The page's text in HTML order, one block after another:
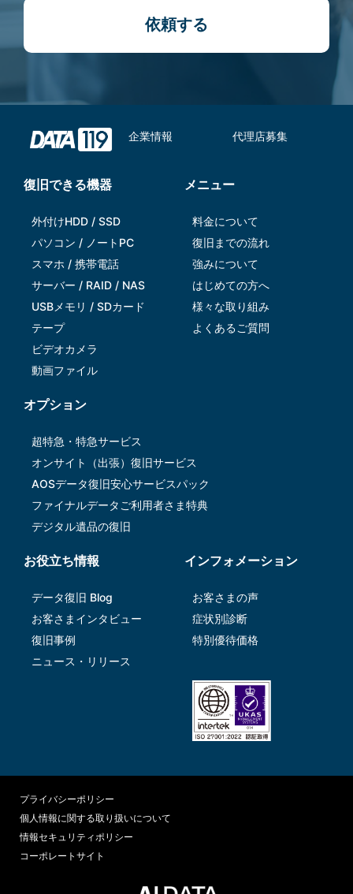
依頼する
企業情報 代理店募集
復旧できる機器
外付けHDD / SSD
パソコン / ノートPC
スマホ / 携帯電話
サーバー / RAID / NAS
USBメモリ / SDカード
テープ
ビデオカメラ
動画ファイル
メニュー
料金について
復旧までの流れ
強みについて
はじめての方へ
様々な取り組み
よくあるご質問
オプション
超特急・特急サービス
オンサイト（出張）復旧サービス
AOSデータ復旧安⼼サービスパック
ファイナルデータご利⽤者さま特典
デジタル遺品の復旧
お役立ち情報
データ復旧 Blog
お客さまインタビュー
復旧事例
ニュース・リリース
インフォメーション
お客さまの声
症状別診断
特別優待価格
プライバシーポリシー
個人情報に関する取り扱いについて
情報セキュリティポリシー
コーポレートサイト